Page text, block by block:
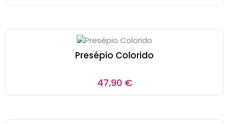
Presépio Colorido
47,90 €